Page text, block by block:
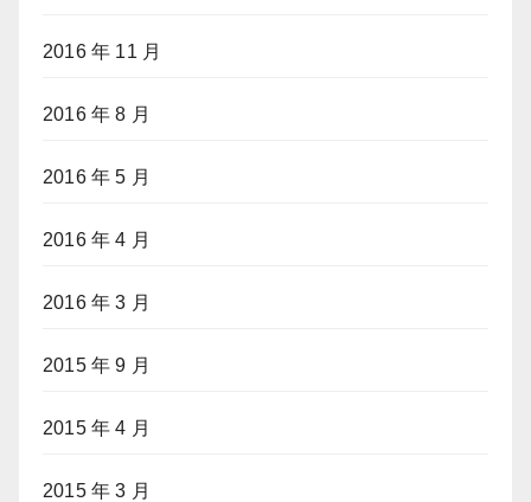
2016 年 11 月
2016 年 8 月
2016 年 5 月
2016 年 4 月
2016 年 3 月
2015 年 9 月
2015 年 4 月
2015 年 3 月